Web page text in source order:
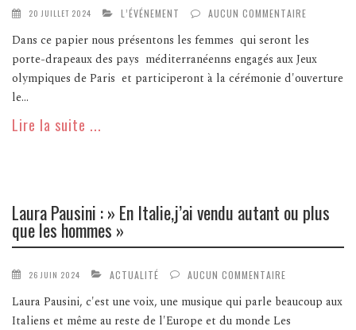
20 JUILLET 2024 L’ÉVÉNEMENT AUCUN COMMENTAIRE
Dans ce papier nous présentons les femmes qui seront les
porte-drapeaux des pays méditerranéenns engagés aux Jeux
olympiques de Paris et participeront à la cérémonie d'ouverture
le...
Lire la suite ...
Laura Pausini : » En Italie,j’ai vendu autant ou plus
que les hommes »
26 JUIN 2024 ACTUALITÉ AUCUN COMMENTAIRE
Laura Pausini, c'est une voix, une musique qui parle beaucoup aux
Italiens et même au reste de l'Europe et du monde Les